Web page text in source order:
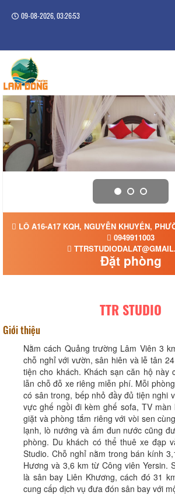
09-08-2026, 03:26:54
LÔ A16-A17 KQH, NGUYỄN KHUYẾN,
0949911003
Đặt phòng
TTR STUDIO
Giới thiệu
Nằm cách Quảng trường Lâm Viên 3
chỗ nghỉ với vườn, sân hiên và lễ tân
tiện cho khách. Khách sạn căn hộ này
lẫn chỗ đỗ xe riêng miễn phí. Mỗi
có sân trong, bếp nhỏ đầy đủ tiện nghi
vực ghế ngồi đi kèm ghế sofa, TV màn
giặt và phòng tắm riêng với vòi sen
lạnh, lò nướng và ấm đun nước cũng
phòng. Du khách có thể thuê xe đạp
Studio. Chỗ nghỉ nằm trong bán kính
Hương và 3,6 km từ Công viên Yersin.
là sân bay Liên Khương, cách đó 31
cung cấp dịch vụ đưa đón sân bay với